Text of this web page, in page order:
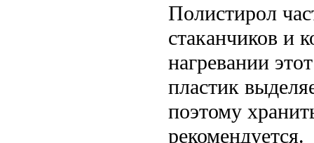
Полистирол
стаканчиков и
нагревании
пластик
поэтому
рекомендуется.